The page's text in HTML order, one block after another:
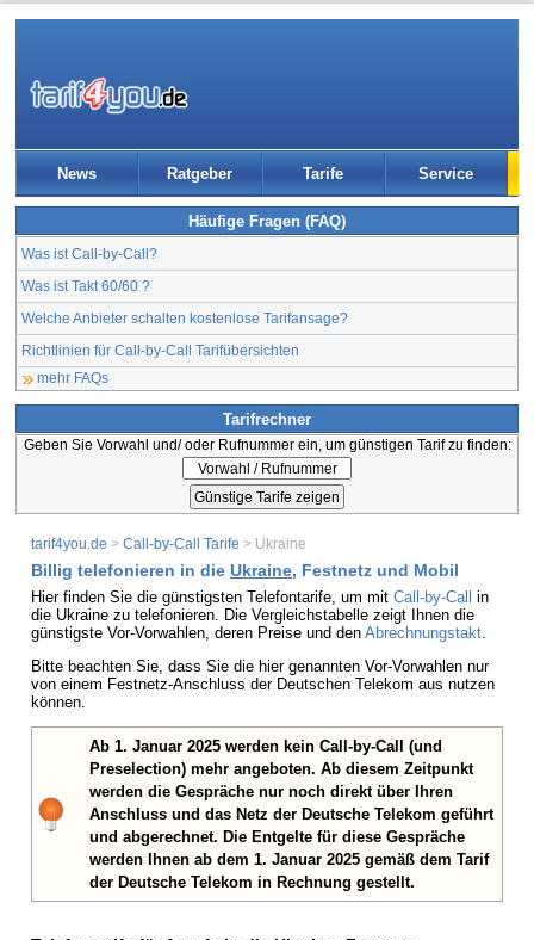
News Ratgeber Tarife Service
Häufige Fragen (FAQ)
Was ist Call-by-Call?
Was ist Takt 60/60 ?
Welche Anbieter schalten kostenlose Tarifansage?
Richtlinien für Call-by-Call Tarifübersichten
mehr FAQs
Tarifrechner
Geben Sie Vorwahl und/ oder Rufnummer ein, um günstigen Tarif zu finden:
tarif4you.de > Call-by-Call Tarife > Ukraine
Billig telefonieren in die Ukraine, Festnetz und Mobil
Hier finden Sie die günstigsten Telefontarife, um mit Call-by-Call in
die Ukraine zu telefonieren. Die Vergleichstabelle zeigt Ihnen die
günstigste Vor-Vorwahlen, deren Preise und den Abrechnungstakt
Bitte beachten Sie, dass Sie die hier genannten Vor-Vorwahlen nur
von einem Festnetz-Anschluss der Deutschen Telekom aus nutzen
können.
Ab 1. Januar 2025 werden kein Call-by-Call (und
Preselection) mehr angeboten. Ab diesem Zeitpunkt
werden die Gespräche nur noch direkt über Ihren
Anschluss und das Netz der Deutsche Telekom geführt
und abgerechnet. Die Entgelte für diese Gespräche
werden Ihnen ab dem 1. Januar 2025 gemäß dem Tarif
der Deutsche Telekom in Rechnung gestellt.